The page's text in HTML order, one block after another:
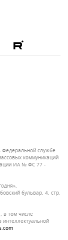
Федеральной службе
коммуникаций
ИА № ФС 77 -
бульвар, 4, стр.
в том числе